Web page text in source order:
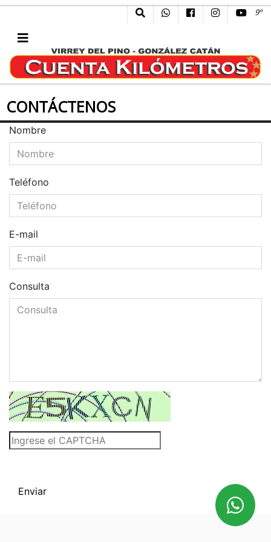
9º
CONTÁCTENOS
Nombre
Teléfono
E-mail
Consulta